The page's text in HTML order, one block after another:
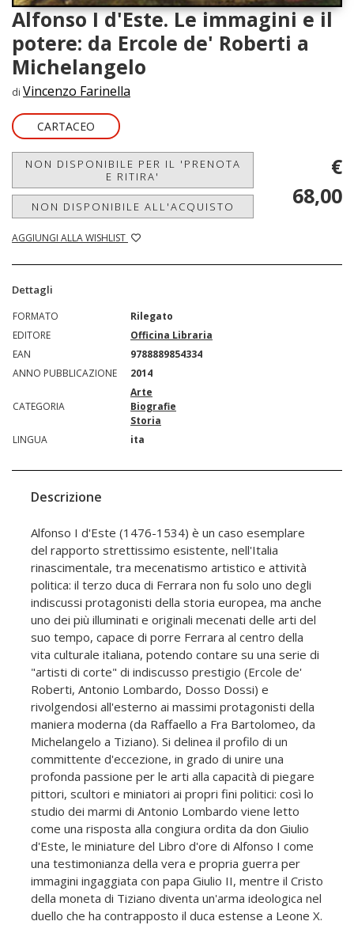
Alfonso I d'Este. Le immagini e il
potere: da Ercole de' Roberti a
Michelangelo
di Vincenzo Farinella
CARTACEO
NON DISPONIBILE PER IL 'PRENOTA
E RITIRA'
NON DISPONIBILE ALL'ACQUISTO
AGGIUNGI ALLA WISHLIST
€
68,00
Dettagli
FORMATO
Rilegato
EDITORE
Officina Libraria
EAN
9788889854334
ANNO PUBBLICAZIONE
2014
CATEGORIA
Arte
Biografie
Storia
LINGUA
ita
Descrizione
Alfonso I d'Este (1476-1534) è un caso esemplare
del rapporto strettissimo esistente, nell'Italia
rinascimentale, tra mecenatismo artistico e attività
politica: il terzo duca di Ferrara non fu solo uno degli
indiscussi protagonisti della storia europea, ma anche
uno dei più illuminati e originali mecenati delle arti del
suo tempo, capace di porre Ferrara al centro della
vita culturale italiana, potendo contare su una serie di
"artisti di corte" di indiscusso prestigio (Ercole de'
Roberti, Antonio Lombardo, Dosso Dossi) e
rivolgendosi all'esterno ai massimi protagonisti della
maniera moderna (da Raffaello a Fra Bartolomeo, da
Michelangelo a Tiziano). Si delinea il profilo di un
committente d'eccezione, in grado di unire una
profonda passione per le arti alla capacità di piegare
pittori, scultori e miniatori ai propri fini politici: così lo
studio dei marmi di Antonio Lombardo viene letto
come una risposta alla congiura ordita da don Giulio
d'Este, le miniature del Libro d'ore di Alfonso I come
una testimonianza della vera e propria guerra per
immagini ingaggiata con papa Giulio II, mentre il Cristo
della moneta di Tiziano diventa un'arma ideologica nel
duello che ha contrapposto il duca estense a Leone X.